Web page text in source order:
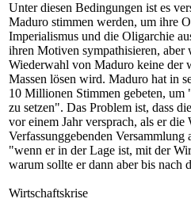
Unter diesen Bedingungen ist es
Maduro stimmen werden, um ihre
Imperialismus und die Oligarchie
ihren Motiven sympathisieren, aber
Wiederwahl von Maduro keine der
Massen lösen wird. Maduro hat in
10 Millionen Stimmen gebeten, um
zu setzen". Das Problem ist, dass
vor einem Jahr versprach, als er die
Verfassunggebenden
"wenn er in der Lage ist, mit der
warum sollte er dann aber bis nach
Wirtschaftskrise